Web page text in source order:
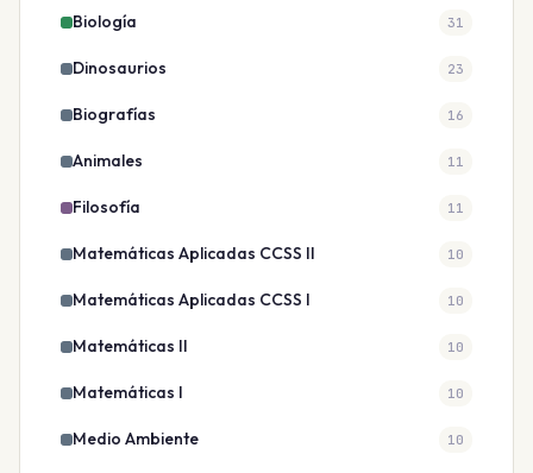
Biología 31
Dinosaurios 23
Biografías 16
Animales 11
Filosofía 11
Matemáticas Aplicadas CCSS II 10
Matemáticas Aplicadas CCSS I 10
Matemáticas II 10
Matemáticas I 10
Medio Ambiente 10